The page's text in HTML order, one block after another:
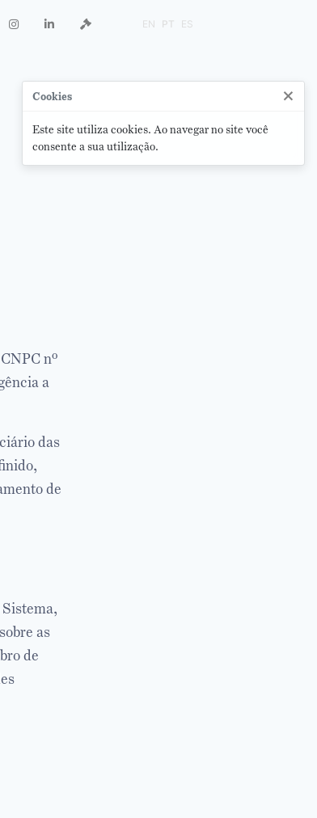
EN PT ES
nº
a
das
de
as
de
Cookies ×
Este site utiliza cookies. Ao navegar no site você
consente a sua utilização.